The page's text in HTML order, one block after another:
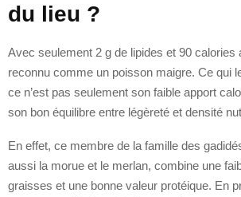
du lieu ?
Avec seulement 2 g de lipides et 90 calories
reconnu comme un poisson maigre. Ce qui
ce n’est pas seulement son faible apport
son bon équilibre entre légèreté et densité
En effet, ce membre de la famille des
aussi la morue et le merlan, combine une
graisses et une bonne valeur protéique. En